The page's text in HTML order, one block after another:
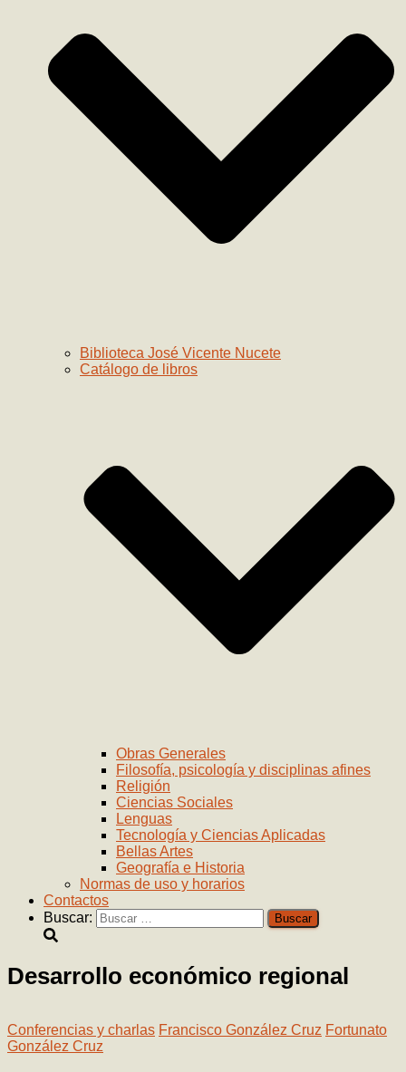
Biblioteca José Vicente Nucete
Catálogo de libros
Obras Generales
Filosofía, psicología y disciplinas afines
Religión
Ciencias Sociales
Lenguas
Tecnología y Ciencias Aplicadas
Bellas Artes
Geografía e Historia
Normas de uso y horarios
Contactos
Buscar:
Desarrollo económico regional
Conferencias y charlas Francisco González Cruz Fortunato
González Cruz